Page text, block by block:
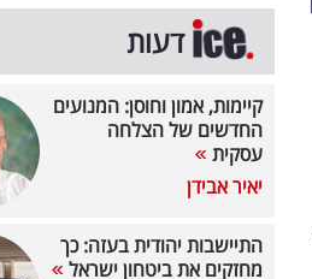
דעות
קיימות, אמון וחוסן: המנועים
החדשים של הצלחה
עסקית
יאיר אבידן
התיישבות יהודית בעזה: כך
מחזקים את ביטחון ישראל